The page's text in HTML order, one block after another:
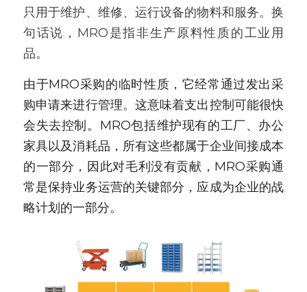
废旧家电拆解解决方案
知识奕优
新闻动态
服务模式
联系我们
只用于维护、维修、运行设备的物料和服务。换
句话说，MRO是指非生产原料性质的工业用
品。
由于MRO采购的临时性质，它经常通过发出采
购申请来进行管理。这意味着支出控制可能很快
会失去控制。MRO包括维护现有的工厂、办公
家具以及消耗品，所有这些都属于企业间接成本
的一部分，因此对毛利没有贡献，MRO采购通
常是保持业务运营的关键部分，应成为企业的战
略计划的一部分。